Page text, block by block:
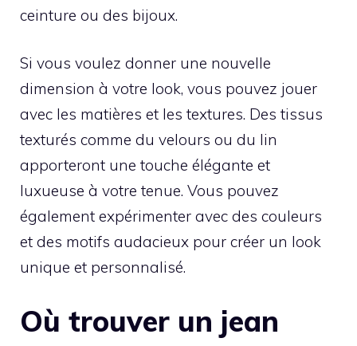
ceinture ou des bijoux.
Si vous voulez donner une nouvelle
dimension à votre look, vous pouvez jouer
avec les matières et les textures. Des tissus
texturés comme du velours ou du lin
apporteront une touche élégante et
luxueuse à votre tenue. Vous pouvez
également expérimenter avec des couleurs
et des motifs audacieux pour créer un look
unique et personnalisé.
Où trouver un jean